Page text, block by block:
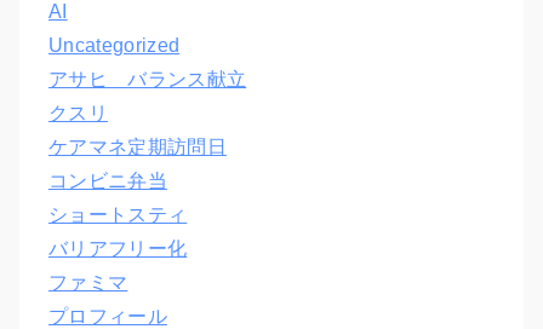
AI
Uncategorized
アサヒ バランス献立
クスリ
ケアマネ定期訪問日
コンビニ弁当
ショートスティ
バリアフリー化
ファミマ
プロフィール